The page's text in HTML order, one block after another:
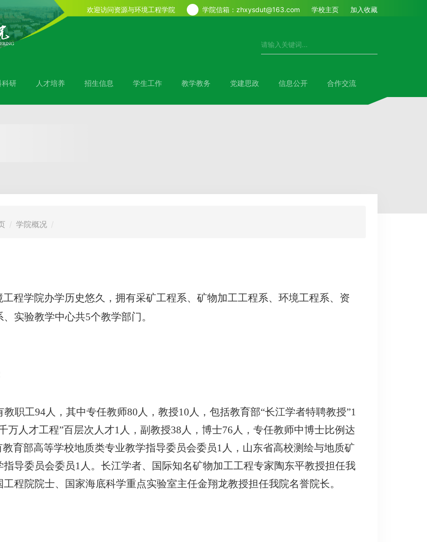
欢迎访问资源与环境工程学院 学院信箱：zhxysdut@163.com 学校主页 加入收藏
科研 人才培养 招生信息 学生工作 教学教务 党建思政 信息公开 合作交流
学院概况
工程学院办学历史悠久，拥有采矿工程系、矿物加工工程系、环境工程系、资
、实验教学中心共5个教学部门。
教职工94人，其中专任教师80人，教授10人， 包括教育部“长江学者特聘教授”1
万人才工程”百层次人才1人，副教授38人，博士76人，专任教师中博士比例达
教育部高等学校地质类专业教学指导委员会委员1人，山东省高校测绘与地质矿
指导委员会委员1人。长江学者、国际知名矿物加工工程专家陶东平教授担任我
工程院院士、国家海底科学重点实验室主任金翔龙教授担任我院名誉院长。